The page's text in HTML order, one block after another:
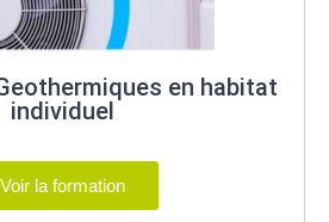
en habitat
individuel
Voir la formation